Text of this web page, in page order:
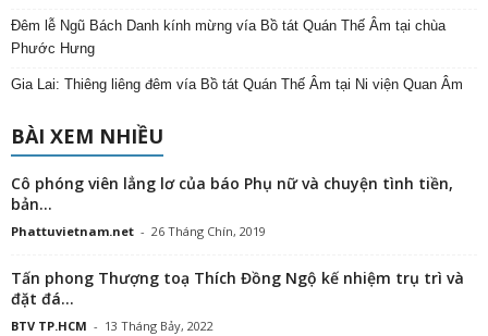
Đêm lễ Ngũ Bách Danh kính mừng vía Bồ tát Quán Thế Âm tại chùa
Phước Hưng
Gia Lai: Thiêng liêng đêm vía Bồ tát Quán Thế Âm tại Ni viện Quan Âm
BÀI XEM NHIỀU
Cô phóng viên lẳng lơ của báo Phụ nữ và chuyện tình tiền,
bản...
Phattuvietnam.net - 26 Tháng Chín, 2019
Tấn phong Thượng toạ Thích Đồng Ngộ kế nhiệm trụ trì và
đặt đá...
BTV TP.HCM - 13 Tháng Bảy, 2022